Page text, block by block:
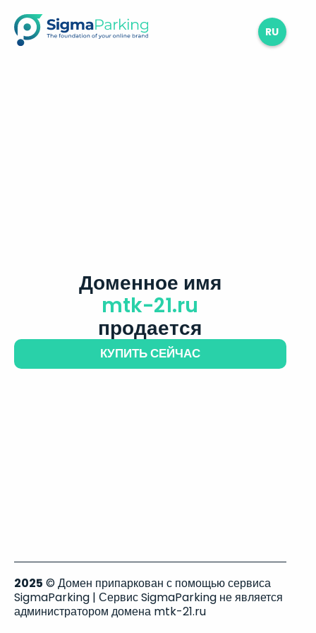
RU
Доменное имя
mtk-21.ru
продается
КУПИТЬ СЕЙЧАС
2025 © Домен припаркован с помощью сервиса
SigmaParking | Сервис SigmaParking не является
администратором домена mtk-21.ru